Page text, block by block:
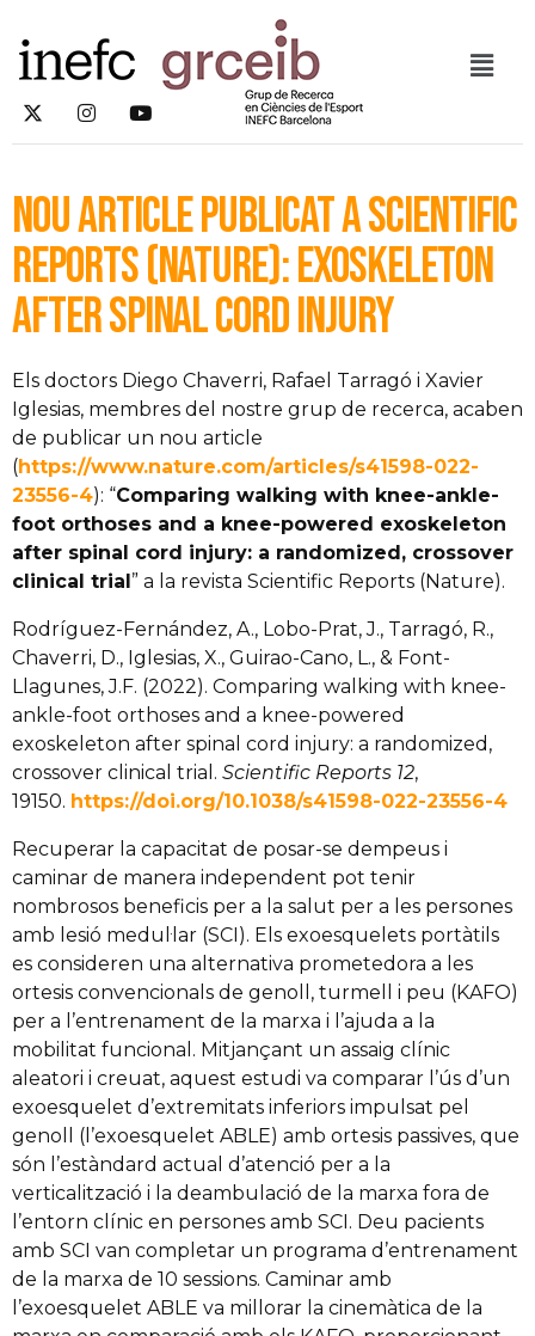
Nou article publicat a Scientific
Reports (Nature): exoskeleton
after spinal cord injury
Els doctors Diego Chaverri, Rafael Tarragó i Xavier
Iglesias, membres del nostre grup de recerca, acaben
de publicar un nou article
(https://www.nature.com/articles/s41598-022-
23556-4): “Comparing walking with knee-ankle-
foot orthoses and a knee-powered exoskeleton
after spinal cord injury: a randomized, crossover
clinical trial” a la revista Scientific Reports (Nature).
Rodríguez-Fernández, A., Lobo-Prat, J., Tarragó, R.,
Chaverri, D., Iglesias, X., Guirao-Cano, L., & Font-
Llagunes, J.F. (2022). Comparing walking with knee-
ankle-foot orthoses and a knee-powered
exoskeleton after spinal cord injury: a randomized,
crossover clinical trial. Scientific Reports 12,
19150. https://doi.org/10.1038/s41598-022-23556-4
Recuperar la capacitat de posar-se dempeus i
caminar de manera independent pot tenir
nombrosos beneficis per a la salut per a les persones
amb lesió medul·lar (SCI). Els exoesquelets portàtils
es consideren una alternativa prometedora a les
ortesis convencionals de genoll, turmell i peu (KAFO)
per a l’entrenament de la marxa i l’ajuda a la
mobilitat funcional. Mitjançant un assaig clínic
aleatori i creuat, aquest estudi va comparar l’ús d’un
exoesquelet d’extremitats inferiors impulsat pel
genoll (l’exoesquelet ABLE) amb ortesis passives, que
són l’estàndard actual d’atenció per a la
verticalització i la deambulació de la marxa fora de
l’entorn clínic en persones amb SCI. Deu pacients
amb SCI van completar un programa d’entrenament
de la marxa de 10 sessions. Caminar amb
l’exoesquelet ABLE va millorar la cinemàtica de la